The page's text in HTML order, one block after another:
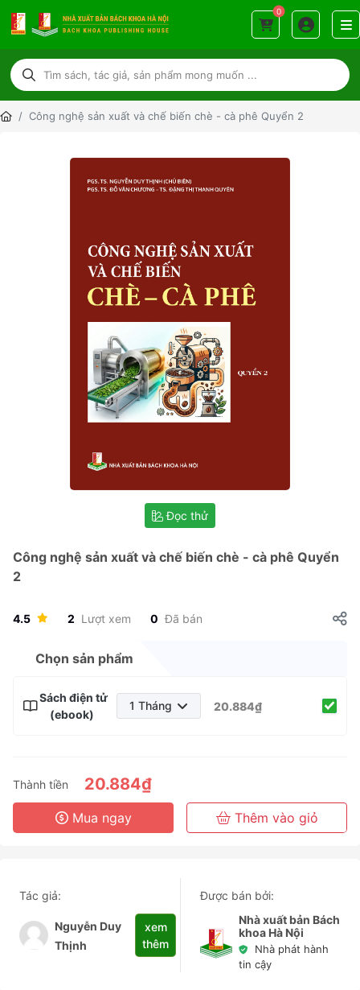
0
Công nghệ sản xuất và chế biến chè - cà phê Quyển 2
Đọc thử
Công nghệ sản xuất và chế biến chè - cà phê Quyển
2
4.5 2 Lượt xem 0 Đã bán
Chọn sản phẩm
Sách điện tử
(ebook)
1 Tháng
6 Tháng
3 Năm
20.884₫
Thành tiền 20.884₫
Mua ngay Thêm vào giỏ
Tác giả:
Nguyễn Duy
Thịnh
xem
thêm
Được bán bởi:
Nhà xuất bản Bách
khoa Hà Nội
Nhà phát hành
tin cậy